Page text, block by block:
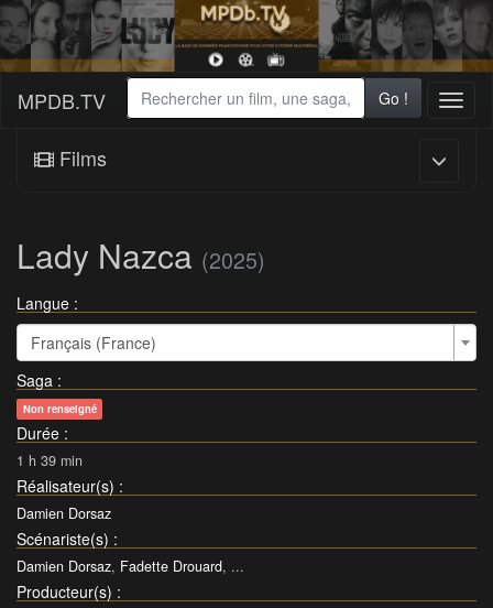
MPDB.TV Go !
Films
Lady Nazca (2025)
Langue :
Français (France)
Saga :
Non renseigné
Durée :
1 h 39 min
Réalisateur(s) :
Damien Dorsaz
Scénariste(s) :
Damien Dorsaz, Fadette Drouard, ...
Producteur(s) :